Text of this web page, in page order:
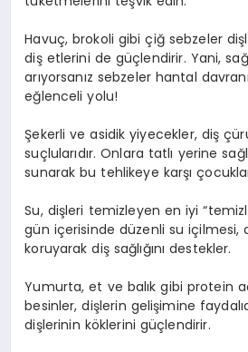
Havuç, brokoli gibi çiğ sebzeler
diş etlerini de güçlendirir. Yani,
arıyorsanız sebzeler hantal
eğlenceli yolu!
Şekerli ve asidik yiyecekler, diş
suçlularıdır. Onlara tatlı yerine
sunarak bu tehlikeye karşı
Su, dişleri temizleyen en iyi
gün içerisinde düzenli su içilmesi,
koruyarak diş sağlığını destekler.
Yumurta, et ve balık gibi protein
besinler, dişlerin gelişimine
dişlerinin köklerini güçlendirir.